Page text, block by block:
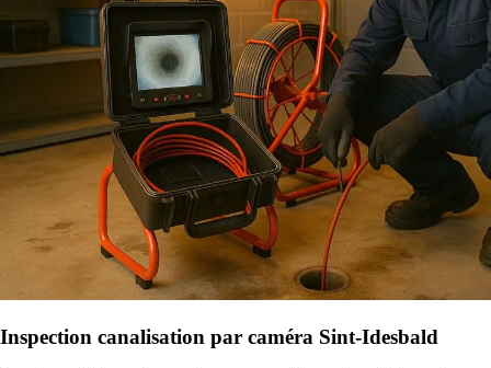
Inspection canalisation par caméra Sint-Idesbald